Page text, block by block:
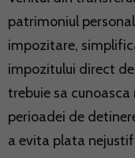
patrimoniul
impozitare,
impozitului direct
trebuie sa
perioadei de
a evita plata